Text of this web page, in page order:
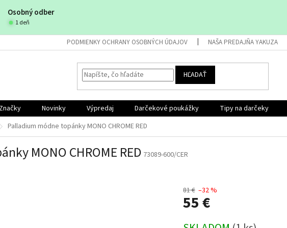
Osobný odber
1 deň
PODMIENKY OCHRANY OSOBNÝCH ÚDAJOV NAŠA PREDAJŇA YAKUZA
HĽADAŤ
Značky Novinky Výpredaj Darčekové poukážky Tipy na darčeky
Palladium módne topánky MONO CHROME RED
MONO CHROME RED 73089-600/CER
81 € –32 %
55 €